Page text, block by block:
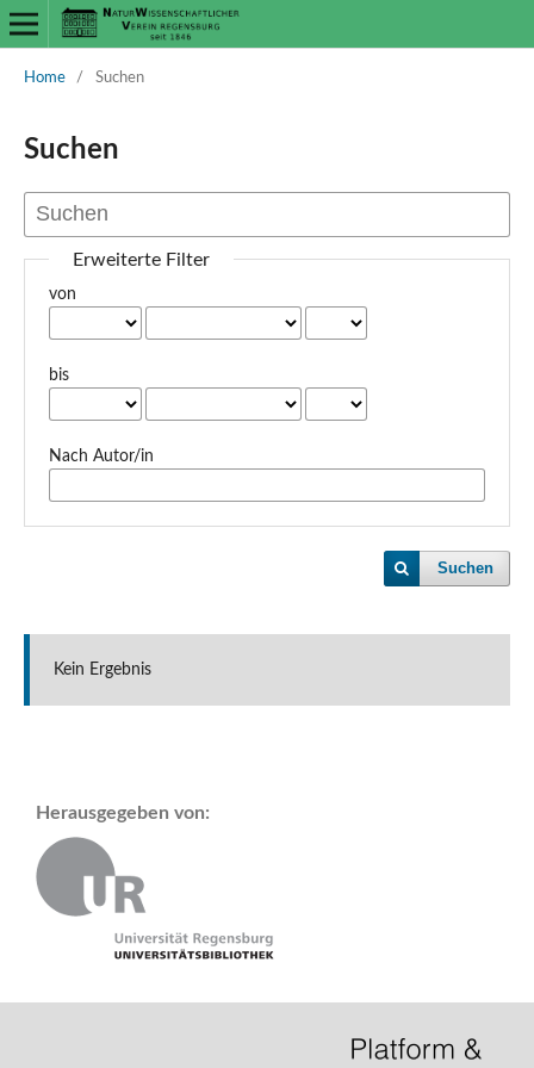
Home / Suchen
Suchen
Erweiterte Filter
von
bis
Nach Autor/in
Suchen
Kein Ergebnis
Herausgegeben von: